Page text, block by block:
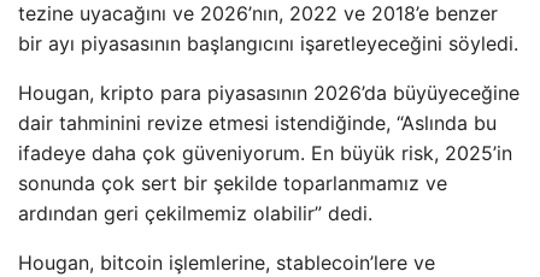
tezine uyacağını ve 2026’nın, 2022 ve 2018’e benzer
bir ayı piyasasının başlangıcını işaretleyeceğini söyledi.
Hougan, kripto para piyasasının 2026’da büyüyeceğine
dair tahminini revize etmesi istendiğinde, “Aslında bu
ifadeye daha çok güveniyorum. En büyük risk, 2025’in
sonunda çok sert bir şekilde toparlanmamız ve
ardından geri çekilmemiz olabilir” dedi.
Hougan, bitcoin işlemlerine, stablecoin’lere ve